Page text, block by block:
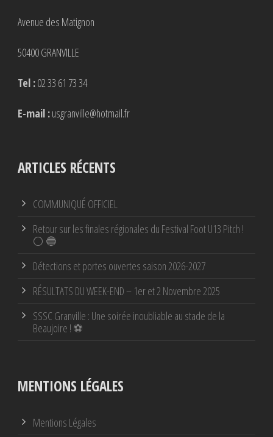
Avenue des Matignon
50400 GRANVILLE
Tel :02 33 61 73 34
E-mail :usgranville@hotmail.fr
ARTICLES RÉCENTS
COMMUNIQUÉ OFFICIEL
Retour sur les finales régionales du Festival Foot U13 Pitch !
⚪ 🔵
Détections et portes ouvertes saison 2026-2027
RÉSULTATS DU WEEK-END – 1er et 2 Novembre 2025
SSSC Granville : Une soirée inoubliable au stade de la
Beaujoire ! ⚽
MENTIONS LÉGALES
Mentions Légales